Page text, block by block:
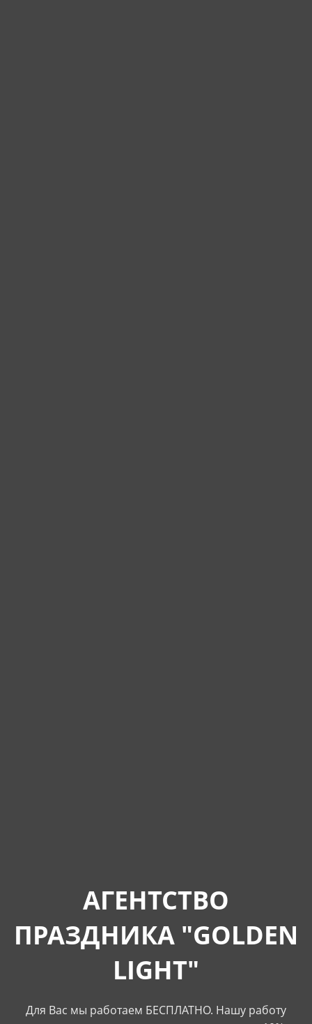
АГЕНТСТВО
ПРАЗДНИКА "GOLDEN
LIGHT"
Для Вас мы работаем БЕСПЛАТНО. Нашу работу